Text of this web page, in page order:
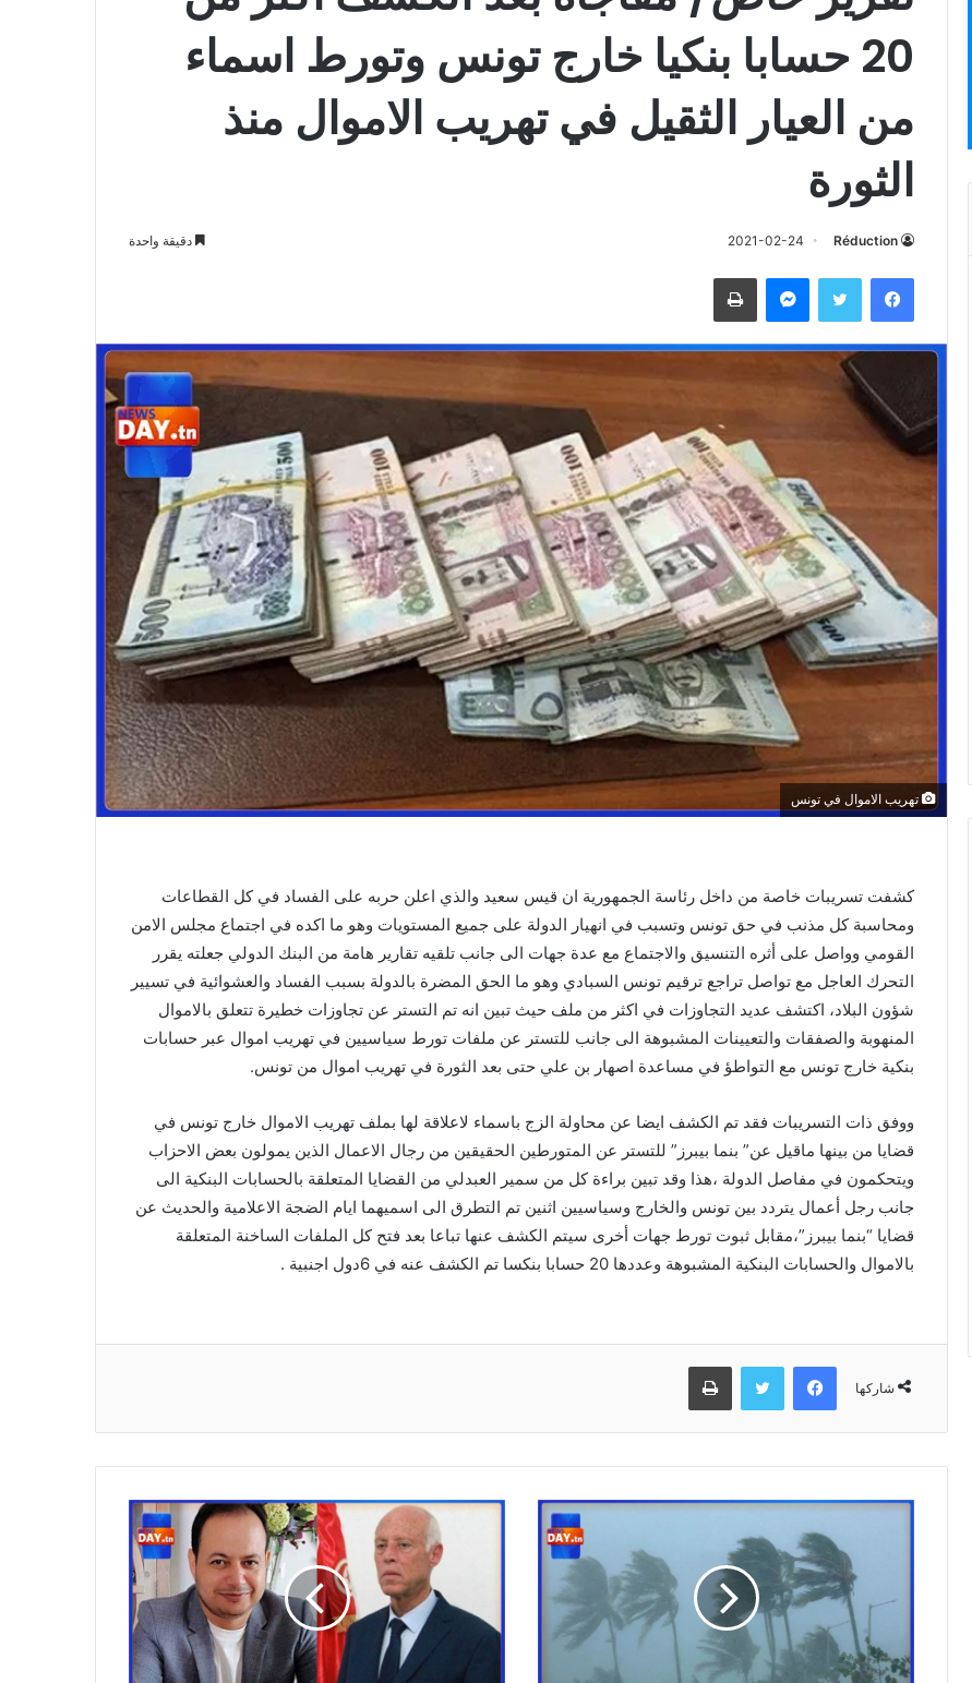
20 حسابا بنكيا خارج تونس وتورط اسماء
من العيار الثقيل في تهريب الاموال منذ
الثورة
Réduction
2021-02-24 دقيقة واحدة
فيسبوك تويتر ماسنجر طباعة
تهريب الاموال في تونس
كشفت تسريبات خاصة من داخل رئاسة الجمهورية ان قيس سعيد والذي اعلن حربه على الفساد في كل القطاعات
ومحاسبة كل مذنب في حق تونس وتسبب في انهيار الدولة على جميع المستويات وهو ما اكده في اجتماع مجلس الامن
القومي وواصل على أثره التنسيق والاجتماع مع عدة جهات الى جانب تلقيه تقارير هامة من البنك الدولي جعلته يقرر
التحرك العاجل مع تواصل تراجع ترقيم تونس السبادي وهو ما الحق المضرة بالدولة بسبب الفساد والعشوائية في تسيير
شؤون البلاد، اكتشف عديد التجاوزات في اكثر من ملف حيث تبين انه تم التستر عن تجاوزات خطيرة تتعلق بالاموال
المنهوبة والصفقات والتعيينات المشبوهة الى جانب للتستر عن ملفات تورط سياسيين في تهريب اموال عبر حسابات
بنكية خارج تونس مع التواطؤ في مساعدة اصهار بن علي حتى بعد الثورة في تهريب اموال من تونس.
ووفق ذات التسريبات فقد تم الكشف ايضا عن محاولة الزج باسماء لاعلاقة لها بملف تهريب الاموال خارج تونس في
قضايا من بينها ماقيل عن” بنما بيبرز” للتستر عن المتورطين الحقيقين من رجال الاعمال الذين يمولون بعض الاحزاب
ويتحكمون في مفاصل الدولة ،هذا وقد تبين براءة كل من سمير العبدلي من القضايا المتعلقة بالحسابات البنكية الى
جانب رجل أعمال يتردد بين تونس والخارج وسياسيين اثنين تم التطرق الى اسميهما ايام الضجة الاعلامية والحديث عن
قضايا “بنما بيبرز”،مقابل ثبوت تورط جهات أخرى سيتم الكشف عنها تباعا بعد فتح كل الملفات الساخنة المتعلقة
بالاموال والحسابات البنكية المشبوهة وعددها 20 حسابا بنكسا تم الكشف عنه في 6دول اجنبية .
شاركها
فيسبوك تويتر طباعة